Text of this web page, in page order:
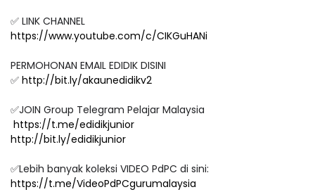
✅ LINK CHANNEL
https://www.youtube.com/c/CIKGuHANi
PERMOHONAN EMAIL EDIDIK DISINI
✅ http://bit.ly/akaunedidikv2
✅JOIN Group Telegram Pelajar Malaysia
https://t.me/edidikjunior
http://bit.ly/edidikjunior
✅Lebih banyak koleksi VIDEO PdPC di sini:
https://t.me/VideoPdPCgurumalaysia